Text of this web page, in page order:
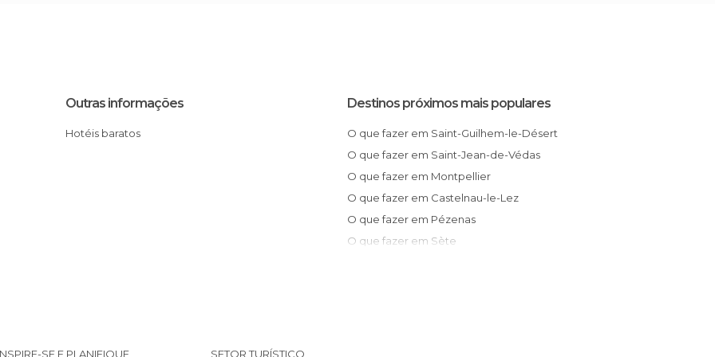
Outras informações
Hotéis baratos
Destinos próximos mais populares
O que fazer em Saint-Guilhem-le-Désert
O que fazer em Saint-Jean-de-Védas
O que fazer em Montpellier
O que fazer em Castelnau-le-Lez
O que fazer em Pézenas
O que fazer em Sète
SE E PLANIFIQUE SETOR TURÍSTICO